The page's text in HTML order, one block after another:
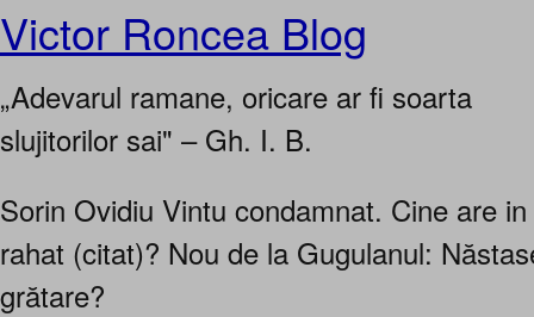
Victor Roncea Blog
„Adevarul ramane, oricare ar fi soarta
slujitorilor sai" – Gh. I. B.
Sorin Ovidiu Vintu condamnat. Cine are
rahat (citat)? Nou de la Gugulanul:
grătare?